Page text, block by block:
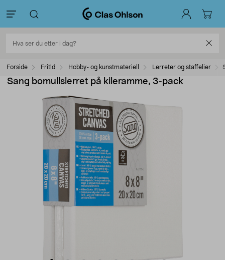
Forside Fritid Hobby- og kunstmateriell Lerreter og staffelier
Sang bomullslerret på kileramme, 3-pack